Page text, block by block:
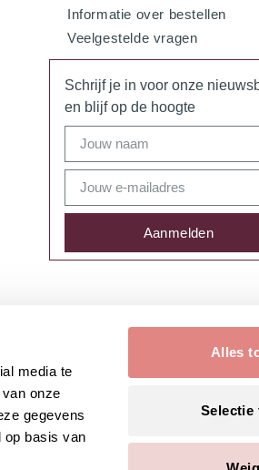
media te
onze
gegevens
op basis van
Alles
Selectie
Informatie over bestellen
Veelgestelde vragen
Schrijf je in voor onze
en blijf op de hoogte
Aanmelden